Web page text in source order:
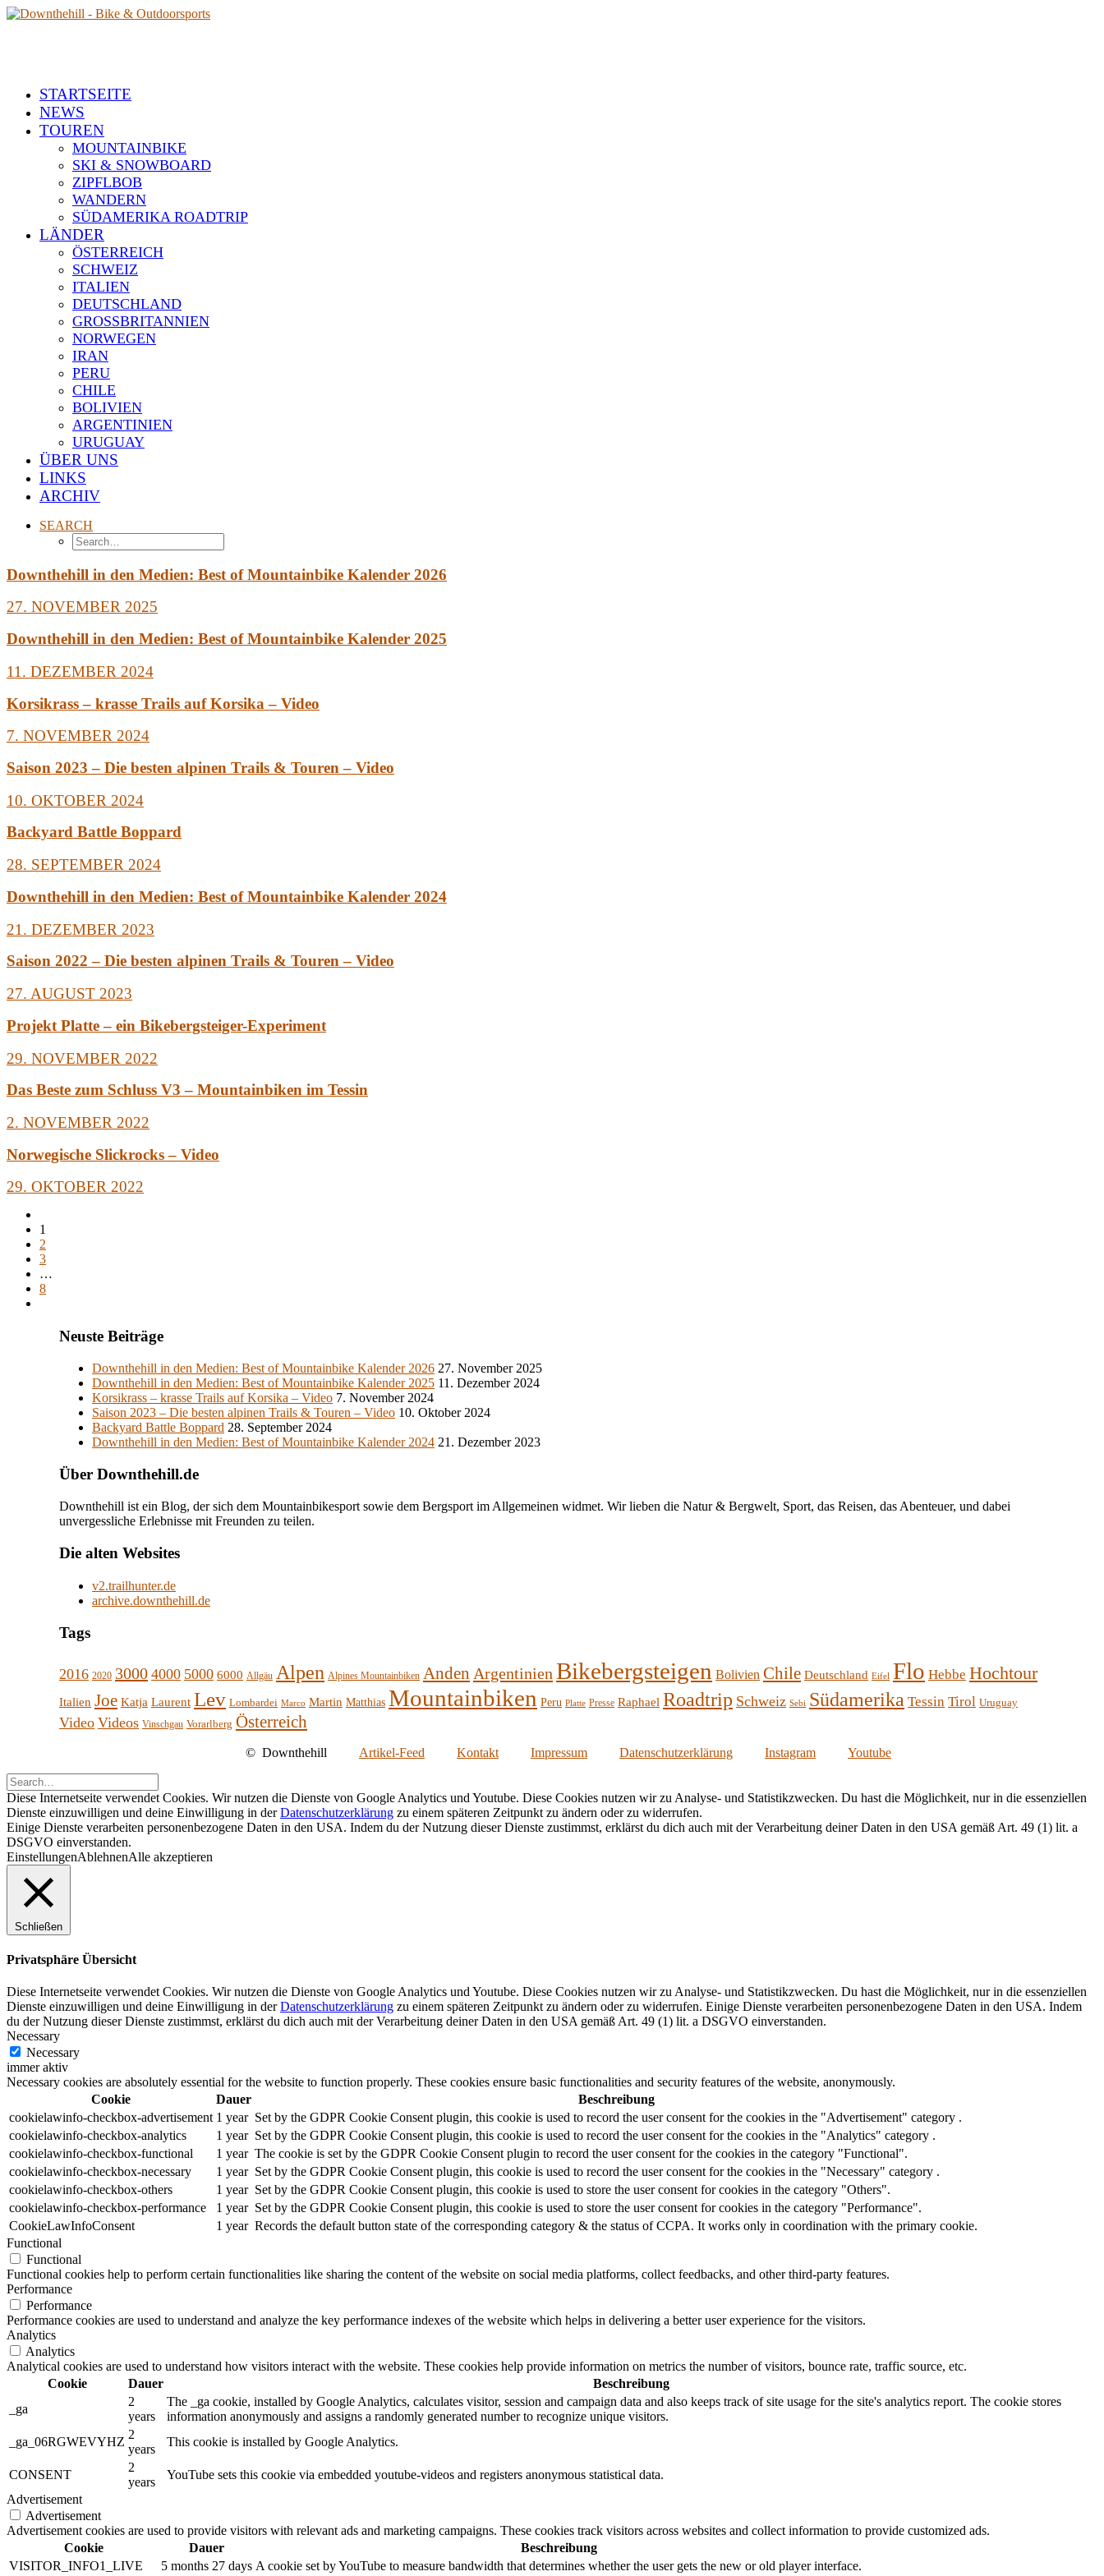
STARTSEITE
NEWS
TOUREN
MOUNTAINBIKE
SKI & SNOWBOARD
ZIPFLBOB
WANDERN
SÜDAMERIKA ROADTRIP
LÄNDER
ÖSTERREICH
SCHWEIZ
ITALIEN
DEUTSCHLAND
GROSSBRITANNIEN
NORWEGEN
IRAN
PERU
CHILE
BOLIVIEN
ARGENTINIEN
URUGUAY
ÜBER UNS
LINKS
ARCHIV
SEARCH
Downthehill in den Medien: Best of Mountainbike Kalender 2026
27. NOVEMBER 2025
Downthehill in den Medien: Best of Mountainbike Kalender 2025
11. DEZEMBER 2024
Korsikrass – krasse Trails auf Korsika – Video
7. NOVEMBER 2024
Saison 2023 – Die besten alpinen Trails & Touren – Video
10. OKTOBER 2024
Backyard Battle Boppard
28. SEPTEMBER 2024
Downthehill in den Medien: Best of Mountainbike Kalender 2024
21. DEZEMBER 2023
Saison 2022 – Die besten alpinen Trails & Touren – Video
27. AUGUST 2023
Projekt Platte – ein Bikebergsteiger-Experiment
29. NOVEMBER 2022
Das Beste zum Schluss V3 – Mountainbiken im Tessin
2. NOVEMBER 2022
Norwegische Slickrocks – Video
29. OKTOBER 2022
1
2
3
…
8
Neuste Beiträge
Downthehill in den Medien: Best of Mountainbike Kalender 2026 27. November 2025
Downthehill in den Medien: Best of Mountainbike Kalender 2025 11. Dezember 2024
Korsikrass – krasse Trails auf Korsika – Video 7. November 2024
Saison 2023 – Die besten alpinen Trails & Touren – Video 10. Oktober 2024
Backyard Battle Boppard 28. September 2024
Downthehill in den Medien: Best of Mountainbike Kalender 2024 21. Dezember 2023
Über Downthehill.de
Downthehill ist ein Blog, der sich dem Mountainbikesport sowie dem Bergsport im Allgemeinen widmet. Wir lieben die Natur & Bergwelt, Sport, das Reisen, das Abenteuer, und dabei
unvergessliche Erlebnisse mit Freunden zu teilen.
Die alten Websites
v2.trailhunter.de
archive.downthehill.de
Tags
2016 2020 3000 4000 5000 6000 Allgäu Alpen Alpines Mountainbiken Anden Argentinien Bikebergsteigen Bolivien Chile Deutschland Eifel Flo Hebbe Hochtour
Italien Joe Katja Laurent Lev Lombardei Marco Martin Matthias Mountainbiken Peru Platte Presse Raphael Roadtrip Schweiz Sebi Südamerika Tessin Tirol Uruguay
Video Videos Vinschgau Vorarlberg Österreich
© Downthehill Artikel-Feed Kontakt Impressum Datenschutzerklärung Instagram Youtube
Diese Internetseite verwendet Cookies. Wir nutzen die Dienste von Google Analytics und Youtube. Diese Cookies nutzen wir zu Analyse- und Statistikzwecken. Du hast die Möglichkeit, nur in die essenziellen
Dienste einzuwilligen und deine Einwilligung in derDatenschutzerklärung zu einem späteren Zeitpunkt zu ändern oder zu widerrufen.
Einige Dienste verarbeiten personenbezogene Daten in den USA. Indem du der Nutzung dieser Dienste zustimmst, erklärst du dich auch mit der Verarbeitung deiner Daten in den USA gemäß Art. 49 (1) lit. a
DSGVO einverstanden.
EinstellungenAblehnenAlle akzeptieren
Schließen
Privatsphäre Übersicht
Diese Internetseite verwendet Cookies. Wir nutzen die Dienste von Google Analytics und Youtube. Diese Cookies nutzen wir zu Analyse- und Statistikzwecken. Du hast die Möglichkeit, nur in die essenziellen
Dienste einzuwilligen und deine Einwilligung in derDatenschutzerklärung zu einem späteren Zeitpunkt zu ändern oder zu widerrufen. Einige Dienste verarbeiten personenbezogene Daten in den USA. Indem
du der Nutzung dieser Dienste zustimmst, erklärst du dich auch mit der Verarbeitung deiner Daten in den USA gemäß Art. 49 (1) lit. a DSGVO einverstanden.
Necessary
Necessary
immer aktiv
Necessary cookies are absolutely essential for the website to function properly. These cookies ensure basic functionalities and security features of the website, anonymously.
Cookie
Dauer
Beschreibung
cookielawinfo-checkbox-advertisement 1 year Set by the GDPR Cookie Consent plugin, this cookie is used to record the user consent for the cookies in the "Advertisement" category .
cookielawinfo-checkbox-analytics
1 year Set by the GDPR Cookie Consent plugin, this cookie is used to record the user consent for the cookies in the "Analytics" category .
cookielawinfo-checkbox-functional
1 year The cookie is set by the GDPR Cookie Consent plugin to record the user consent for the cookies in the category "Functional".
cookielawinfo-checkbox-necessary
1 year Set by the GDPR Cookie Consent plugin, this cookie is used to record the user consent for the cookies in the "Necessary" category .
cookielawinfo-checkbox-others
1 year Set by the GDPR Cookie Consent plugin, this cookie is used to store the user consent for cookies in the category "Others".
cookielawinfo-checkbox-performance
1 year Set by the GDPR Cookie Consent plugin, this cookie is used to store the user consent for cookies in the category "Performance".
CookieLawInfoConsent
1 year Records the default button state of the corresponding category & the status of CCPA. It works only in coordination with the primary cookie.
Functional
Functional
Functional cookies help to perform certain functionalities like sharing the content of the website on social media platforms, collect feedbacks, and other third-party features.
Performance
Performance
Performance cookies are used to understand and analyze the key performance indexes of the website which helps in delivering a better user experience for the visitors.
Analytics
Analytics
Analytical cookies are used to understand how visitors interact with the website. These cookies help provide information on metrics the number of visitors, bounce rate, traffic source, etc.
Cookie
Dauer
Beschreibung
_ga
2
years
The _ga cookie, installed by Google Analytics, calculates visitor, session and campaign data and also keeps track of site usage for the site's analytics report. The cookie stores
information anonymously and assigns a randomly generated number to recognize unique visitors.
_ga_06RGWEVYHZ
2
years
This cookie is installed by Google Analytics.
CONSENT
2
years
YouTube sets this cookie via embedded youtube-videos and registers anonymous statistical data.
Advertisement
Advertisement
Advertisement cookies are used to provide visitors with relevant ads and marketing campaigns. These cookies track visitors across websites and collect information to provide customized ads.
Cookie
Dauer
Beschreibung
VISITOR_INFO1_LIVE
5 months 27 days A cookie set by YouTube to measure bandwidth that determines whether the user gets the new or old player interface.